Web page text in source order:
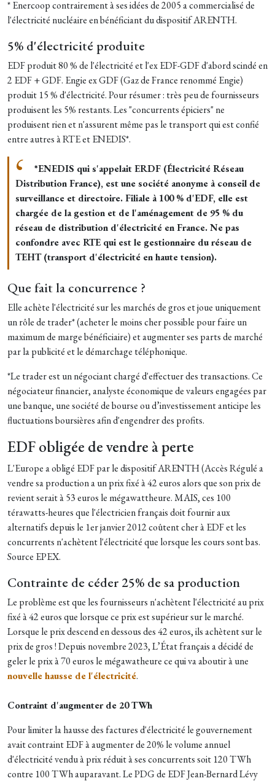
* Enercoop contrairement à ses idées de 2005 a commercialisé de
l'électricité nucléaire en bénéficiant du dispositif ARENTH.
5% d'électricité produite
EDF produit 80 % de l'électricité et l'ex EDF-GDF d'abord scindé en
2 EDF + GDF. Engie ex GDF (Gaz de France renommé Engie)
produit 15 % d'électricité. Pour résumer : très peu de fournisseurs
produisent les 5% restants. Les "concurrents épiciers" ne
produisent rien et n'assurent même pas le transport qui est confié
entre autres à RTE et ENEDIS*.
*ENEDIS qui s'appelait ERDF (Électricité Réseau
Distribution France), est une société anonyme à conseil de
surveillance et directoire. Filiale à 100 % d'EDF, elle est
chargée de la gestion et de l'aménagement de 95 % du
réseau de distribution d'électricité en France. Ne pas
confondre avec RTE qui est le gestionnaire du réseau de
TEHT (transport d'électricité en haute tension).
Que fait la concurrence ?
Elle achète l'électricité sur les marchés de gros et joue uniquement
un rôle de trader* (acheter le moins cher possible pour faire un
maximum de marge bénéficiaire) et augmenter ses parts de marché
par la publicité et le démarchage téléphonique.
*Le trader est un négociant chargé d'effectuer des transactions. Ce
négociateur financier, analyste économique de valeurs engagées par
une banque, une société de bourse ou d’investissement anticipe les
fluctuations boursières afin d'engendrer des profits.
EDF obligée de vendre à perte
L'Europe a obligé EDF par le dispositif ARENTH (Accès Régulé a
vendre sa production a un prix fixé à 42 euros alors que son prix de
revient serait à 53 euros le mégawattheure. MAIS, ces 100
térawatts-heures que l'électricien français doit fournir aux
alternatifs depuis le 1er janvier 2012 coûtent cher à EDF et les
concurrents n'achètent l'électricité que lorsque les cours sont bas.
Source EPEX.
Contrainte de céder 25% de sa production
Le problème est que les fournisseurs n'achètent l'électricité au prix
fixé à 42 euros que lorsque ce prix est supérieur sur le marché.
Lorsque le prix descend en dessous des 42 euros, ils achètent sur le
prix de gros ! Depuis novembre 2023, L’État français a décidé de
geler le prix à 70 euros le mégawatheure ce qui va aboutir à une
nouvelle hausse de l'électricité.
Contraint d'augmenter de 20 TWh
Pour limiter la hausse des factures d'électricité le gouvernement
avait contraint EDF à augmenter de 20% le volume annuel
d'électricité vendu à prix réduit à ses concurrents soit 120 TWh
contre 100 TWh auparavant. Le PDG de EDF Jean-Bernard Lévy